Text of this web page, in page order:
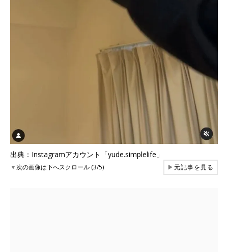
出典：Instagramアカウント「yude.simplelife」
▼次の画像は下へスクロール (3/5) ▶元記事を見る